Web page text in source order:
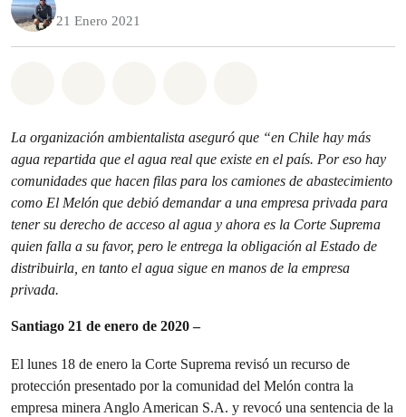
21 Enero 2021
La organización ambientalista aseguró que “en Chile hay más
agua repartida que el agua real que existe en el país. Por eso hay
comunidades que hacen filas para los camiones de abastecimiento
como El Melón que debió demandar a una empresa privada para
tener su derecho de acceso al agua y ahora es la Corte Suprema
quien falla a su favor, pero le entrega la obligación al Estado de
distribuirla, en tanto el agua sigue en manos de la empresa
privada.
Santiago 21 de enero de 2020 –
El lunes 18 de enero la Corte Suprema revisó un recurso de
protección presentado por la comunidad del Melón contra la
empresa minera Anglo American S.A. y revocó una sentencia de la